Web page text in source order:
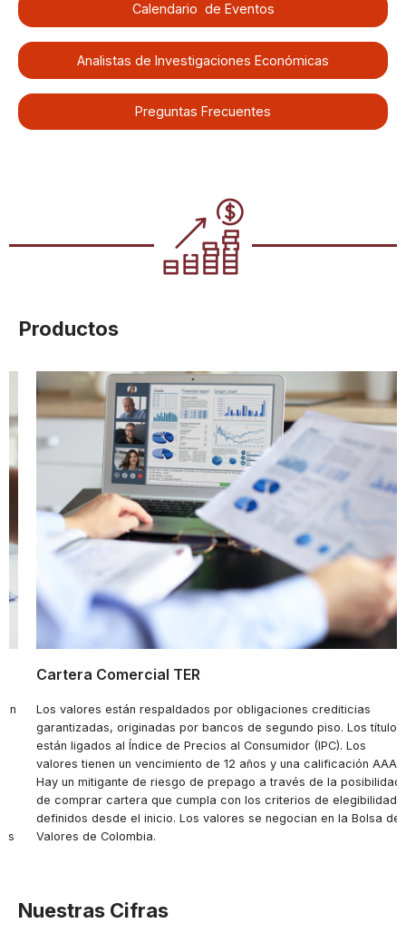
Calendario de Eventos
Analistas de Investigaciones Económicas
Preguntas Frecuentes
Productos
Cartera Comercial TER
Los valores están respaldados por obligaciones crediticias
garantizadas, originadas por bancos de segundo piso. Los títulos
están ligados al Índice de Precios al Consumidor (IPC). Los
valores tienen un vencimiento de 12 años y una calificación AAA.
Hay un mitigante de riesgo de prepago a través de la posibilidad
de comprar cartera que cumpla con los criterios de elegibilidad
definidos desde el inicio. Los valores se negocian en la Bolsa de
Valores de Colombia.
Nuestras Cifras